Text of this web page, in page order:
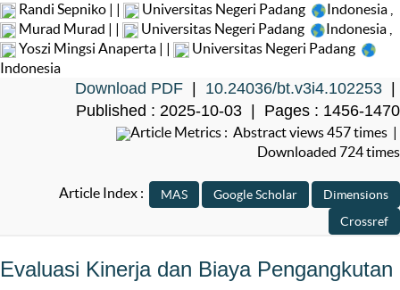
Randi Sepniko | | Universitas Negeri Padang Indonesia
Murad Murad | |
Universitas Negeri Padang Indonesia
Yoszi Mingsi Anaperta | |
Universitas Negeri Padang
Indonesia
Download PDF 10.24036/bt.v3i4.102253
Published : 2025-10-03 | Pages : 1456-1470
Article Metrics : Abstract views 457 times |
Downloaded 724 times
Article Index :
Evaluasi Kinerja dan Biaya Pengangkutan